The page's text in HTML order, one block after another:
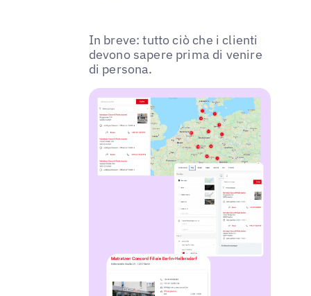
In breve: tutto ciò che i clienti
devono sapere prima di venire
di persona.